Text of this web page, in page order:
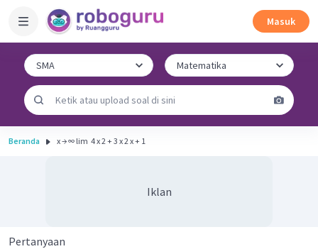
Masuk
Beranda x → ∞ lim ​ 4 x 2 + 3 x 2 x + 1 ​
Iklan
Pertanyaan